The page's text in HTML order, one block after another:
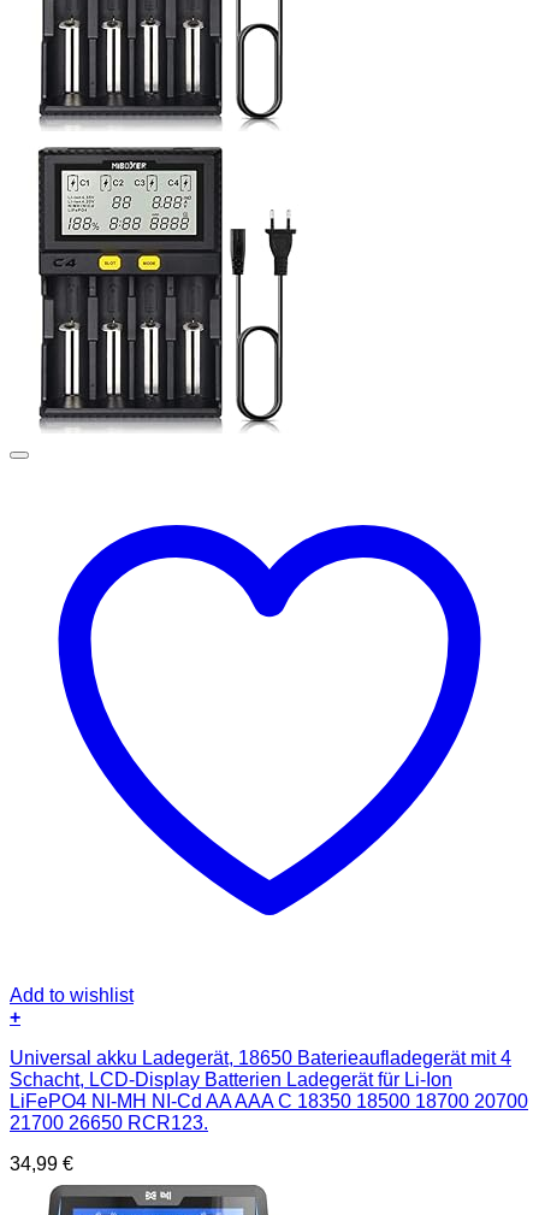
Add to wishlist
+
Universal akku Ladegerät, 18650 Baterieaufladegerät mit 4
Schacht, LCD-Display Batterien Ladegerät für Li-Ion
LiFePO4 NI-MH NI-Cd AA AAA C 18350 18500 18700 20700
21700 26650 RCR123.
34,99 €